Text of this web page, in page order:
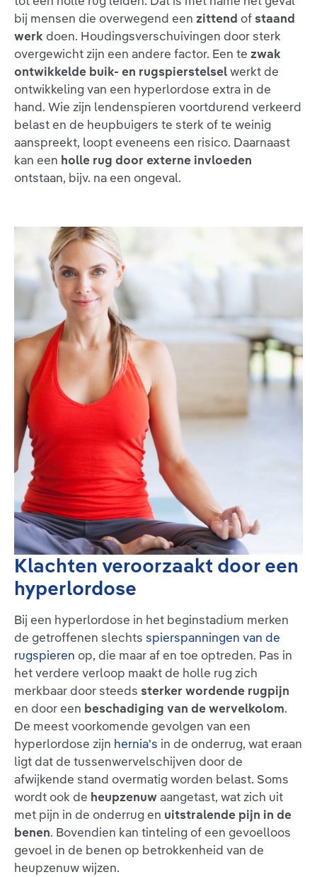
bij mensen die overwegend een zittend of staand
werk doen. Houdingsverschuivingen door sterk
overgewicht zijn een andere factor. Een te zwak
ontwikkelde buik- en rugspierstelselwerkt de
ontwikkeling van een hyperlordose extra in de
hand. Wie zijn lendenspieren voortdurend verkeerd
belast en de heupbuigers te sterk of te weinig
aanspreekt, loopt eveneens een risico. Daarnaast
kan een holle rug door externe invloeden
ontstaan, bijv. na een ongeval.
Klachten veroorzaakt door een
hyperlordose
Bij een hyperlordose in het beginstadium merken
de getroffenen slechts spierspanningen van de
rugspieren op, die maar af en toe optreden. Pas in
het verdere verloop maakt de holle rug zich
merkbaar door steeds sterker wordende rugpijn
en door een beschadiging van de wervelkolom.
De meest voorkomende gevolgen van een
hyperlordose zijn hernia's in de onderrug, wat eraan
ligt dat de tussenwervelschijven door de
afwijkende stand overmatig worden belast. Soms
wordt ook de heupzenuwaangetast, wat zich uit
met pijn in de onderrug en uitstralende pijn in de
benen. Bovendien kan tinteling of een gevoelloos
gevoel in de benen op betrokkenheid van de
heupzenuw wijzen.